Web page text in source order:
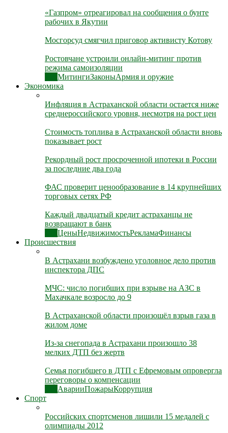
«Газпром» отреагировал на сообщения о бунте
рабочих в Якутии
Мосгорсуд смягчил приговор активисту Котову
Ростовчане устроили онлайн-митинг против
режима самоизоляции
МитингиЗаконыАрмия и оружие
Экономика
Инфляция в Астраханской области остается ниже
среднероссийского уровня, несмотря на рост цен
Стоимость топлива в Астраханской области вновь
показывает рост
Рекордный рост просроченной ипотеки в России
за последние два года
ФАС проверит ценообразование в 14 крупнейших
торговых сетях РФ
Каждый двадцатый кредит астраханцы не
возвращают в банк
ЦеныНедвижимостьРекламаФинансы
Происшествия
В Астрахани возбуждено уголовное дело против
инспектора ДПС
МЧС: число погибших при взрыве на АЗС в
Махачкале возросло до 9
В Астраханской области произошёл взрыв газа в
жилом доме
Из-за снегопада в Астрахани произошло 38
мелких ДТП без жертв
Семья погибшего в ДТП с Ефремовым опровергла
переговоры о компенсации
АварииПожарыКоррупция
Спорт
Российских спортсменов лишили 15 медалей с
олимпиады 2012